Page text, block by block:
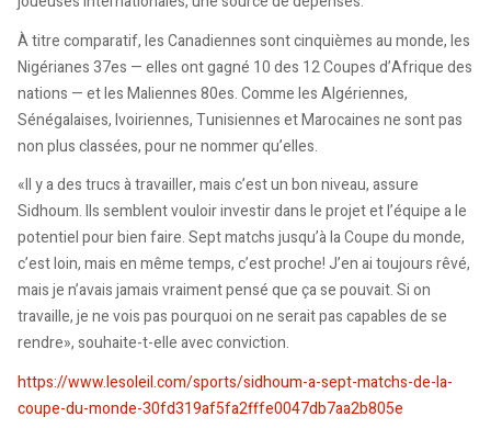
À titre comparatif, les Canadiennes sont cinquièmes au monde, les
Nigérianes 37es — elles ont gagné 10 des 12 Coupes d’Afrique des
nations — et les Maliennes 80es. Comme les Algériennes,
Sénégalaises, Ivoiriennes, Tunisiennes et Marocaines ne sont pas
non plus classées, pour ne nommer qu’elles.
«Il y a des trucs à travailler, mais c’est un bon niveau, assure
Sidhoum. Ils semblent vouloir investir dans le projet et l’équipe a le
potentiel pour bien faire. Sept matchs jusqu’à la Coupe du monde,
c’est loin, mais en même temps, c’est proche! J’en ai toujours rêvé,
mais je n’avais jamais vraiment pensé que ça se pouvait. Si on
travaille, je ne vois pas pourquoi on ne serait pas capables de se
rendre», souhaite-t-elle avec conviction.
https://www.lesoleil.com/sports/sidhoum-a-sept-matchs-de-la-
coupe-du-monde-30fd319af5fa2fffe0047db7aa2b805e